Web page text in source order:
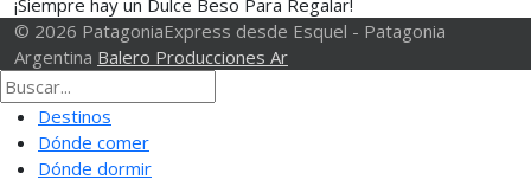
¡Siempre hay un Dulce Beso Para Regalar!
© 2026 PatagoniaExpress desde Esquel - Patagonia
Argentina Balero Producciones Ar
Destinos
Dónde comer
Dónde dormir